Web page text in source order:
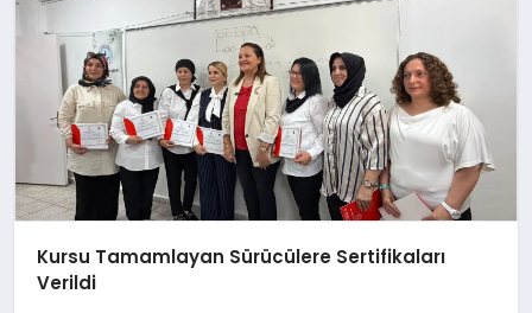
Kursu Tamamlayan Sürücülere Sertifikaları
Verildi